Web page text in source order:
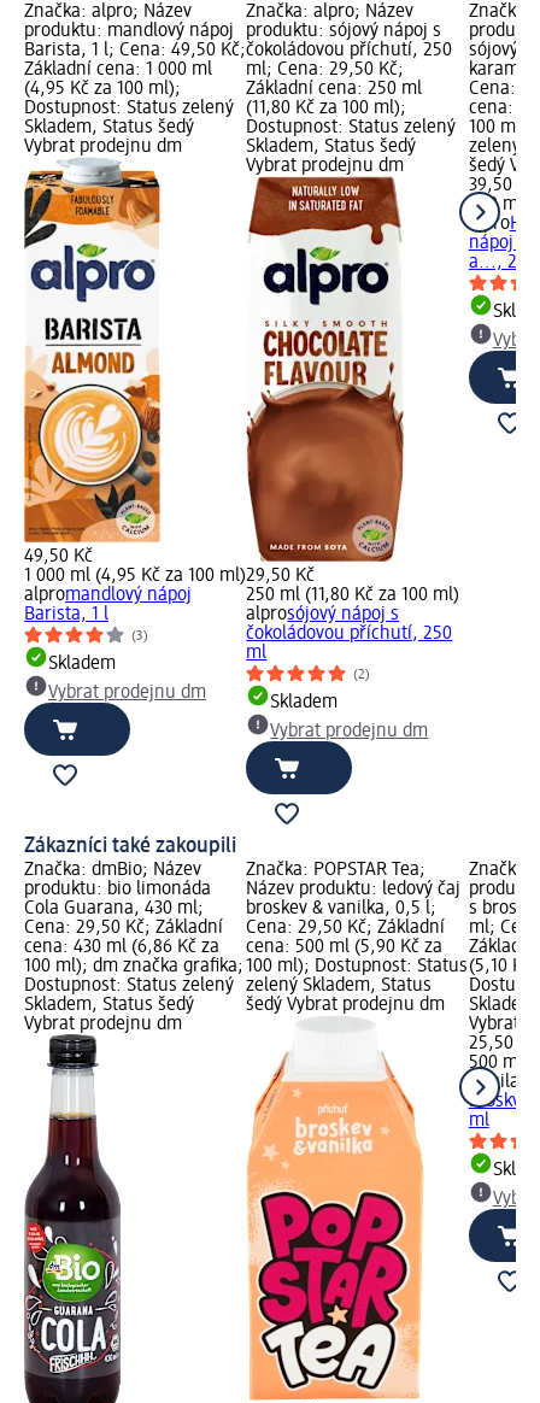
Značka: alpro; Název
produktu: mandlový nápoj
Barista, 1 l; Cena: 49,50 Kč;
Základní cena: 1 000 ml
(4,95 Kč za 100 ml);
Dostupnost: Status zelený
Skladem, Status šedý
Vybrat prodejnu dm
49,50 Kč
1 000 ml (4,95 Kč za 100 ml)
alpromandlový nápoj
Barista, 1 l
(3)
Skladem
Vybrat prodejnu dm
Značka: alpro; Název
produktu: sójový nápoj s
čokoládovou příchutí, 250
ml; Cena: 29,50 Kč;
Základní cena: 250 ml
(11,80 Kč za 100 ml);
Dostupnost: Status zelený
Skladem, Status šedý
Vybrat prodejnu dm
29,50 Kč
250 ml (11,80 Kč za 100 ml)
alprosójový nápoj s
čokoládovou příchutí, 250
ml
(2)
Skladem
Vybrat prodejnu dm
Značka:
sójový
Cena:
cena:
100 ml);
zelený
šedý
39,50 Kč
250 ml
alpro
nápoj s
a..., 250
Zákazníci také zakoupili
Značka: dmBio; Název
produktu: bio limonáda
Cola Guarana, 430 ml;
Cena: 29,50 Kč; Základní
cena: 430 ml (6,86 Kč za
100 ml); dm značka grafika;
Dostupnost: Status zelený
Skladem, Status šedý
Vybrat prodejnu dm
Značka: POPSTAR Tea;
Název produktu: ledový čaj
broskev & vanilka, 0,5 l;
Cena: 29,50 Kč; Základní
cena: 500 ml (5,90 Kč za
100 ml); Dostupnost: Status
zelený Skladem, Status
šedý Vybrat prodejnu dm
Značka:
s
ml;
(5,10 Kč
Vybrat
25,50 Kč
500 ml
Aquila
ml